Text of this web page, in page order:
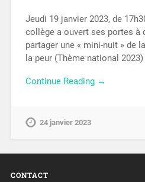
Jeudi 19 janvier 2023, de
collège a ouvert ses portes à
partager une « mini-nuit » de
la peur (Thème national
Continue Reading →
24 janvier 2023
CONTACT